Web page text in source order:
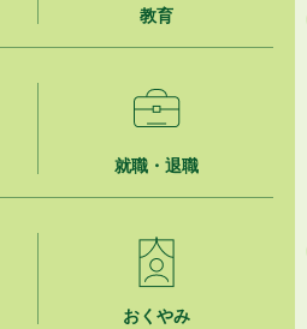
ファーム） の利活用に関するサウンデ
の運行について
ー」の設置について
教育
就職・退職
おくやみ